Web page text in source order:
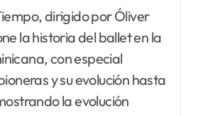
dirigido por Óliver
la historia del ballet en la
con especial
y su evolución hasta
la evolución